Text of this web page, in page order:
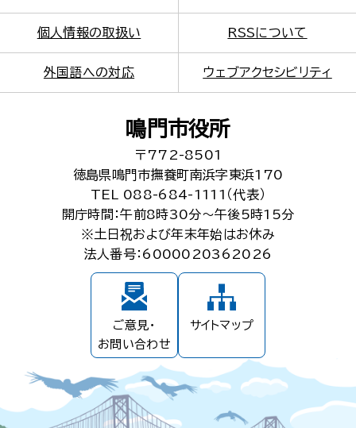
個人情報の取扱い RSSについて
外国語への対応 ウェブアクセシビリティ
鳴門市役所
〒772-8501
徳島県鳴門市撫養町南浜字東浜170
TEL 088-684-1111（代表）
開庁時間：午前8時30分～午後5時15分
※土日祝および年末年始はお休み
法人番号：6000020362026
ご意見・
お問い合わせ
サイトマップ